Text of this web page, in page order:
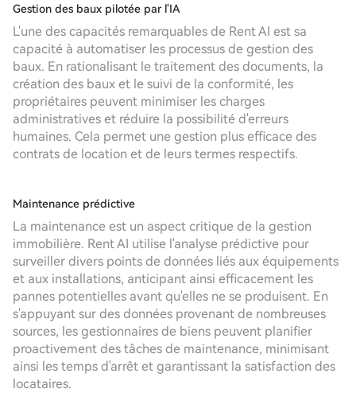
Gestion des baux pilotée par l'IA
L'une des capacités remarquables de Rent AI est sa
capacité à automatiser les processus de gestion des
baux. En rationalisant le traitement des documents, la
création des baux et le suivi de la conformité, les
propriétaires peuvent minimiser les charges
administratives et réduire la possibilité d'erreurs
humaines. Cela permet une gestion plus efficace des
contrats de location et de leurs termes respectifs.
Maintenance prédictive
La maintenance est un aspect critique de la gestion
immobilière. Rent AI utilise l'analyse prédictive pour
surveiller divers points de données liés aux équipements
et aux installations, anticipant ainsi efficacement les
pannes potentielles avant qu'elles ne se produisent. En
s'appuyant sur des données provenant de nombreuses
sources, les gestionnaires de biens peuvent planifier
proactivement des tâches de maintenance, minimisant
ainsi les temps d'arrêt et garantissant la satisfaction des
locataires.